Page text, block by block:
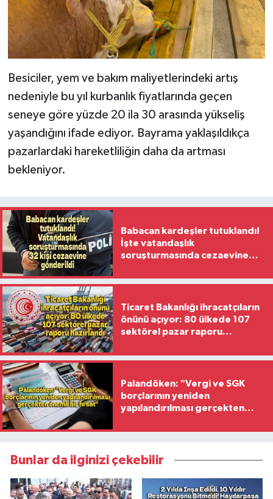
Besiciler, yem ve bakım maliyetlerindeki artış
nedeniyle bu yıl kurbanlık fiyatlarında geçen
seneye göre yüzde 20 ila 30 arasında yükseliş
yaşandığını ifade ediyor. Bayrama yaklaşıldıkça
pazarlardaki hareketliliğin daha da artması
bekleniyor.
Babacan kardeşler tutuklandı!
İşte vatandaşlık
soruşturmasında cezaevine
Ticaret Bakanlığı ihracatçıların
önünü açıyor: 80 ülkede 107
sektörel pazar raporu
Palandöken: "Vergi ve SGK
borçlarının yeniden
yapılandırılması gerçekten
Bunlar da ilginizi çekebilir